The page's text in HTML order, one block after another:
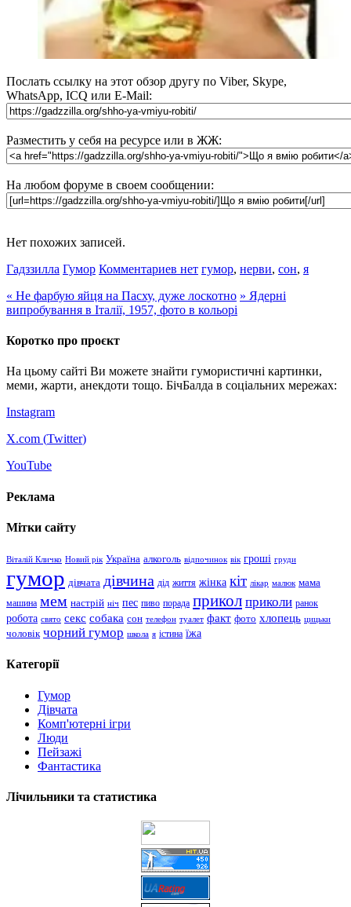
Послать ссылку на этот обзор другу по Viber, Skype,
WhatsApp, ICQ или E-Mail:
Разместить у себя на ресурсе или в ЖЖ:
На любом форуме в своем сообщении:
Нет похожих записей.
Гадззилла Гумор Комментариев нет гумор, нерви, сон, я
« Не фарбую яйця на Пасху, дуже лоскотно » Ядерні
випробування в Італії, 1957, фото в кольорі
Коротко про проєкт
На цьому сайті Ви можете знайти гумористичні картинки,
меми, жарти, анекдоти тощо. БічБалда в соціальних мережах:
Instagram
X.com (Twitter)
YouTube
Реклама
Мітки сайту
Віталій Кличко Новий рік Україна алкоголь відпочинок вік гроші груди
гумор дівчата дівчина дід життя жінка кіт лікар малюк мама
машина мем настрій ніч пес пиво порада прикол приколи ранок
робота свято секс собака сон телефон туалет факт фото хлопець цицьки
чоловік чорний гумор школа я істина їжа
Категорії
Гумор
Дівчата
Комп'ютерні ігри
Люди
Пейзажі
Фантастика
Лічильники та статистика